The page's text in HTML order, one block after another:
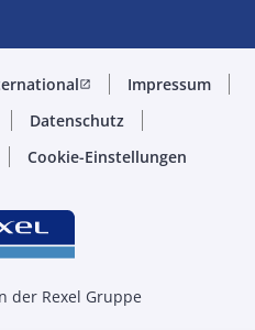
open_in_new
Impressum
Datenschutz
Cookie-Einstellungen
der Rexel Gruppe